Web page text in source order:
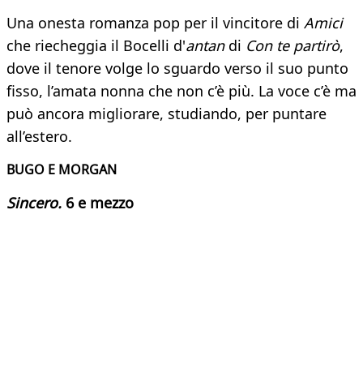
Una onesta romanza pop per il vincitore di Amici
che riecheggia il Bocelli d'antandi Con te partirò,
dove il tenore volge lo sguardo verso il suo punto
fisso, l’amata nonna che non c’è più. La voce c’è ma
può ancora migliorare, studiando, per puntare
all’estero.
BUGO E MORGAN
Sincero. 6 e mezzo